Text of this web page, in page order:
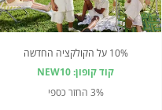
10% על הקולקציה החדשה
קוד קופון: NEW10
3% החזר כספי